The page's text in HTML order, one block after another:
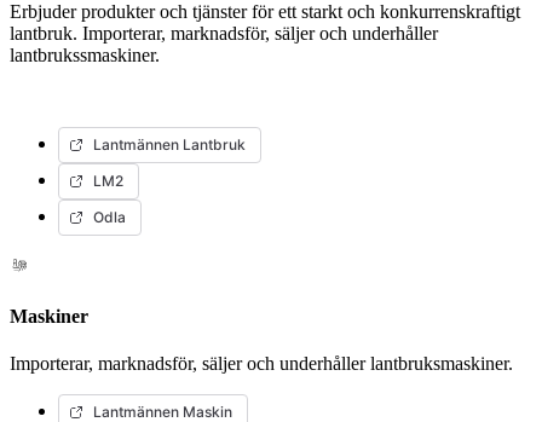
Erbjuder produkter och tjänster för ett starkt och konkurrenskraftigt
lantbruk. Importerar, marknadsför, säljer och underhåller
lantbrukssmaskiner.
Lantmännen Lantbruk
LM2
Odla
Maskiner
Importerar, marknadsför, säljer och underhåller lantbruksmaskiner.
Lantmännen Maskin